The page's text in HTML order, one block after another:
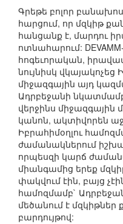
Գրեթե բոլոր
հարցում, որ մզկիթ
հանցանք է, մարդու
ոտնահարում:
հոգեւորական,
նույնիսկ
միջազգային այդ
Ադրբեջանի
վերջինս
կանոն, ակտիվորեն
Իբրահիմօղլու
ժամանակներում
որպեսզի կարճ
միանգամից երեք
փակվում էին, բայց
համոզմամբ`
մեծանում է
բարդույթով: